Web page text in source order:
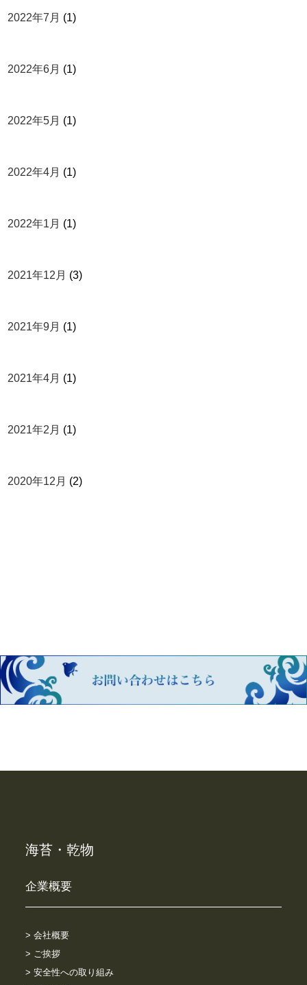
2022年7月 (1)
2022年6月 (1)
2022年5月 (1)
2022年4月 (1)
2022年1月 (1)
2021年12月 (3)
2021年9月 (1)
2021年4月 (1)
2021年2月 (1)
2020年12月 (2)
海苔・乾物
企業概要
> 会社概要
> ご挨拶
> 安全性への取り組み